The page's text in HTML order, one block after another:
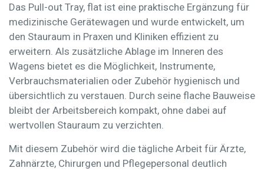
Das Pull-out Tray, flat ist eine praktische Ergänzung für
medizinische Gerätewagen und wurde entwickelt, um
den Stauraum in Praxen und Kliniken effizient zu
erweitern. Als zusätzliche Ablage im Inneren des
Wagens bietet es die Möglichkeit, Instrumente,
Verbrauchsmaterialien oder Zubehör hygienisch und
übersichtlich zu verstauen. Durch seine flache Bauweise
bleibt der Arbeitsbereich kompakt, ohne dabei auf
wertvollen Stauraum zu verzichten.
Mit diesem Zubehör wird die tägliche Arbeit für Ärzte,
Zahnärzte, Chirurgen und Pflegepersonal deutlich